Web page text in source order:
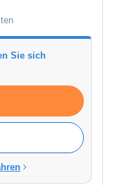
Sie sich